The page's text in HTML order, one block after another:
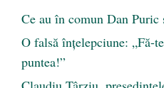
Ce au în comun Dan
O falsă înțelepciune: „Fă-
puntea!”